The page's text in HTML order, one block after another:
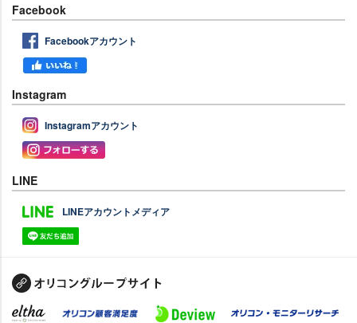
Facebook
Facebookアカウント
Instagram
Instagramアカウント
LINE
LINEアカウントメディア